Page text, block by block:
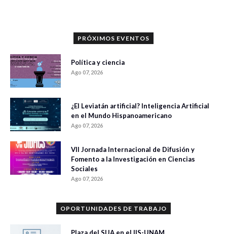
PRÓXIMOS EVENTOS
Política y ciencia
Ago 07, 2026
¿El Leviatán artificial? Inteligencia Artificial
en el Mundo Hispanoamericano
Ago 07, 2026
VII Jornada Internacional de Difusión y
Fomento a la Investigación en Ciencias
Sociales
Ago 07, 2026
OPORTUNIDADES DE TRABAJO